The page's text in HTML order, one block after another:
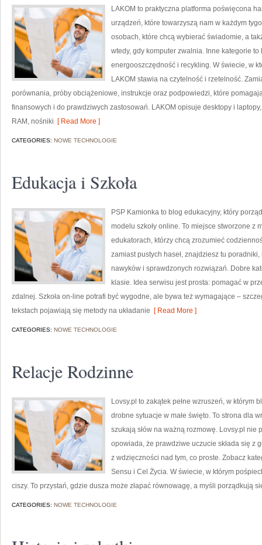
LAKOM to praktyczna platforma poświęcona
urządzeń, które towarzyszą nam w każdym
osobach, które chcą wybierać świadomie, a
wtedy, gdy komputer zwalnia. Inne kategorie to
energooszczędność i recykling. W świecie, w
LAKOM stawia na czytelność i rzetelność.
porównania, próby obciążeniowe, instrukcje oraz podpowiedzi, które
finansowych i do prawdziwych zastosowań. LAKOM opisuje desktopy i
RAM, nośniki [ Read More ]
CATEGORIES: NOWE TECHNOLOGIE
Edukacja i Szkoła
PSP Kamionka to blog edukacyjny, który
modelu szkoły online. To miejsce stworzone z
edukatorach, którzy chcą zrozumieć
zamiast pustych haseł, znajdziesz tu
nawyków i sprawdzonych rozwiązań. Dobre
klasie. Idea serwisu jest prosta: pomagać w
zdalnej. Szkoła on-line potrafi być wygodne, ale bywa też wymagające –
tekstach pojawiają się metody na układanie [ Read More ]
CATEGORIES: NOWE TECHNOLOGIE
Relacje Rodzinne
Lovsy.pl to zakątek pełne wzruszeń, w którym
drobne sytuacje w małe święto. To strona dla
szukają słów na ważną rozmowę. Lovsy.pl nie
opowiada, że prawdziwe uczucie składa się z
z wdzięczności nad tym, co proste. Zobacz
Sensu i Cel Życia. W świecie, w którym
ciszy. To przystań, gdzie dusza może złapać równowagę, a myśli porządkują
CATEGORIES: NOWE TECHNOLOGIE